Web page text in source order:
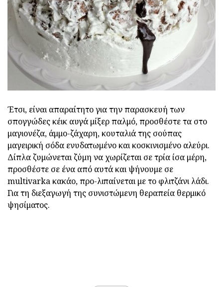
Έτσι, είναι απαραίτητο για την παρασκευή των
σπογγώδες κέικ αυγά μίξερ παλμό, προσθέστε τα στο
μαγιονέζα, άμμο-ζάχαρη, κουταλιά της σούπας
μαγειρική σόδα ενυδατωμένο και κοσκινισμένο αλεύρι.
Δίπλα ζυμώνεται ζύμη να χωρίζεται σε τρία ίσα μέρη,
προσθέστε σε ένα από αυτά και ψήνουμε σε
multivarka κακάο, προ-λιπαίνεται με το φλιτζάνι λάδι.
Για τη διεξαγωγή της συνιστώμενη θεραπεία θερμικό
ψησίματος.